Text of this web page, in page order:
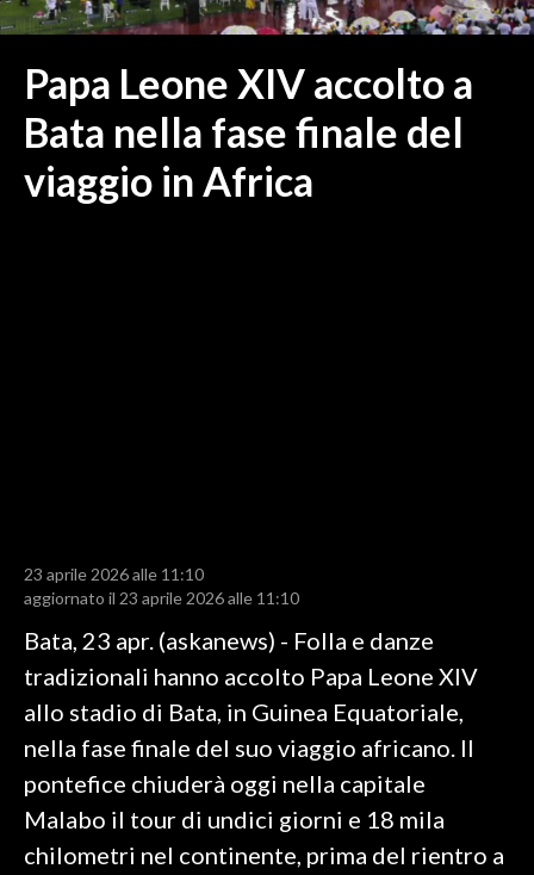
OGLIASTRA
CRONACA
ITALIA
MONDO
RISULTATI E CLASSIFICHE
CALCIO REGIONALE
BASKET
VOLLEY
MOTORI
TENNIS
ALTRI SPORT
Papa Leone XIV accolto a
Bata nella fase finale del
viaggio in Africa
23 aprile 2026 alle 11:10
aggiornato il 23 aprile 2026 alle 11:10
Bata, 23 apr. (askanews) - Folla e danze
tradizionali hanno accolto Papa Leone XIV
allo stadio di Bata, in Guinea Equatoriale,
nella fase finale del suo viaggio africano. Il
pontefice chiuderà oggi nella capitale
Malabo il tour di undici giorni e 18 mila
chilometri nel continente, prima del rientro a